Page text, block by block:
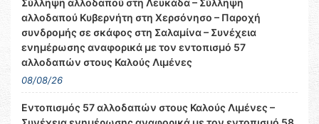
Σύλληψη αλλοδαπού στη Λευκάδα – Σύλληψη
αλλοδαπού Κυβερνήτη στη Χερσόνησο – Παροχή
συνδρομής σε σκάφος στη Σαλαμίνα – Συνέχεια
ενημέρωσης αναφορικά με τον εντοπισμό 57
αλλοδαπών στους Καλούς Λιμένες
08/08/26
Εντοπισμός 57 αλλοδαπών στους Καλούς Λιμένες –